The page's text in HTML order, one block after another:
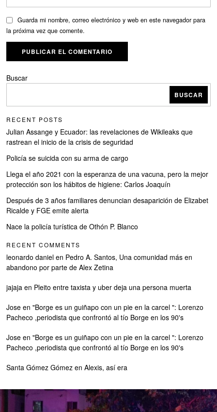
Guarda mi nombre, correo electrónico y web en este navegador para
la próxima vez que comente.
Buscar
BUSCAR
RECENT POSTS
Julian Assange y Ecuador: las revelaciones de Wikileaks que
rastrean el inicio de la crisis de seguridad
Policía se suicida con su arma de cargo
Llega el año 2021 con la esperanza de una vacuna, pero la mejor
protección son los hábitos de higiene: Carlos Joaquín
Después de 3 años familiares denuncian desaparición de Elizabet
Ricalde y FGE emite alerta
Nace la policía turística de Othón P. Blanco
RECENT COMMENTS
leonardo daniel en Pedro A. Santos, Una comunidad más en
abandono por parte de Alex Zetina
jajaja en Pleito entre taxista y uber deja una persona muerta
Jose en"Borge es un guiñapo con un pie en la carcel ": Lorenzo
Pacheco ,periodista que confrontó al tío Borge en los 90's
Jose en"Borge es un guiñapo con un pie en la carcel ": Lorenzo
Pacheco ,periodista que confrontó al tío Borge en los 90's
Santa Gómez Gómez enAlexis, así era